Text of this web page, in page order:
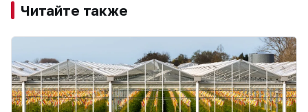
Читайте также